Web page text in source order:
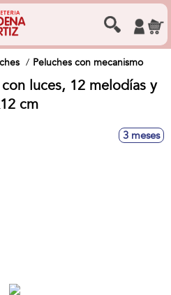
Peluches con mecanismo
luces, 12 melodías y
cm
3 meses